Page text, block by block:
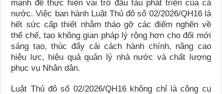
mạnh để thực hiện vai trò đầu tàu phát triển của cả
nước. Việc ban hành Luật Thủ đô số 02/2026/QH16 là
hết sức cấp thiết nhằm tháo gỡ các điểm nghẽn về
thể chế, tạo không gian pháp lý rộng hơn cho đổi mới
sáng tạo, thúc đẩy cải cách hành chính, nâng cao
hiệu lực, hiệu quả quản lý nhà nước và chất lượng
phục vụ Nhân dân.
Luật Thủ đô số 02/2026/QH16 không chỉ là công cụ